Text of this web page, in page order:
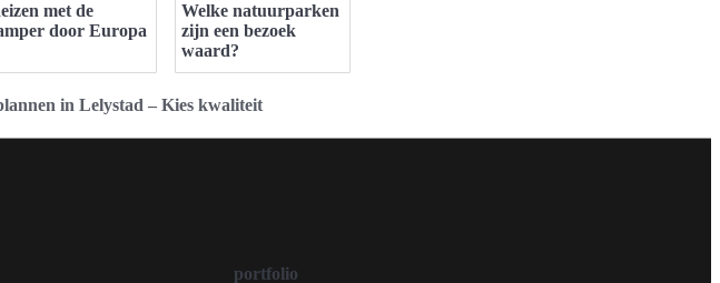
met de
door Europa
Welke natuurparken
zijn een bezoek
waard?
in Lelystad – Kies kwaliteit
portfolio